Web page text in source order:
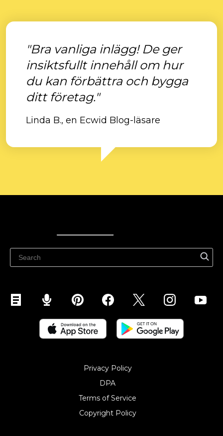
"Bra vanliga inlägg! De ger
insiktsfullt innehåll om hur
du kan förbättra och bygga
ditt företag."
Linda B., en Ecwid Blog-läsare
Privacy Policy
DPA
Terms of Service
Copyright Policy‎